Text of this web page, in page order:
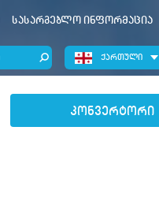
სასარგებლო ინფორმაცია
ქართული
კონვერტორი